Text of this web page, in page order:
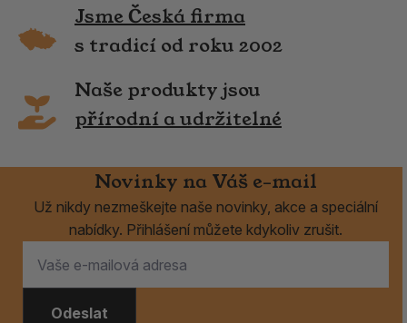
Jsme Česká firma
s tradicí od roku 2002
Naše produkty jsou
přírodní a udržitelné
Novinky na Váš e-mail
Už nikdy nezmeškejte naše novinky, akce a speciální
nabídky. Přihlášení můžete kdykoliv zrušit.
Odeslat